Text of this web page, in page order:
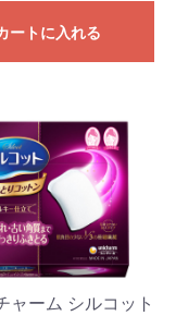
ートに入れる
ャーム シルコット